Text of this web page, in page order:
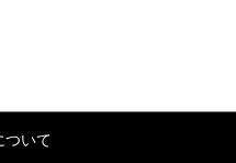
ついて